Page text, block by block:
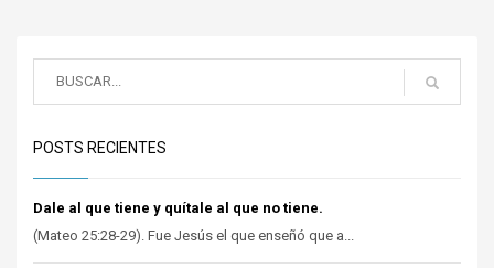
POSTS RECIENTES
Dale al que tiene y quítale al que no tiene.
(Mateo 25:28-29). Fue Jesús el que enseñó que a...